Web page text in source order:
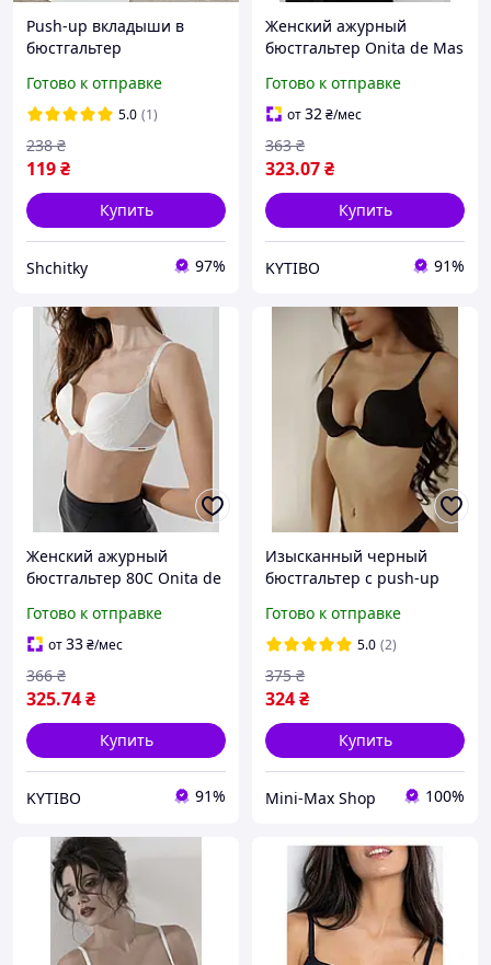
Push-up вкладыши в
бюстгальтер
Бюстгальтер пуш-ап
силиконовый, Вкладыши
в бюстгальтер для груди
Готово к отправке
5.0 (1)
119₴
238 ₴
Купить
Shchitky 97%
Женский ажурный
бюстгальтер Onita de Mas
чёрный элегантный лиф
Готово к отправке
от32₴/мес
323.07₴
363 ₴
Купить
KYTIBO 91%
Женский ажурный
бюстгальтер 80C Onita de
белый нежный лиф
Готово к отправке
от33₴/мес
325.74₴
366 ₴
Купить
KYTIBO 91%
Изысканный черный
бюстгальтер с push-up
бюстгальтер для
глубокого декольте M/L
Готово к отправке
5.0 (2)
324₴
375 ₴
Купить
Mini-Max Shop 100%